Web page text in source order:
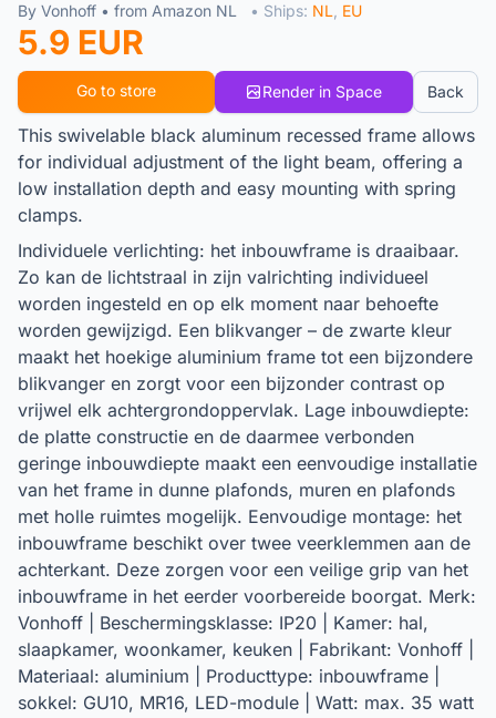
By Vonhoff • from Amazon NL • Ships: NL, EU
5.9 EUR
Go to store Render in Space Back
This swivelable black aluminum recessed frame allows
for individual adjustment of the light beam, offering a
low installation depth and easy mounting with spring
clamps.
Individuele verlichting: het inbouwframe is draaibaar.
Zo kan de lichtstraal in zijn valrichting individueel
worden ingesteld en op elk moment naar behoefte
worden gewijzigd. Een blikvanger – de zwarte kleur
maakt het hoekige aluminium frame tot een bijzondere
blikvanger en zorgt voor een bijzonder contrast op
vrijwel elk achtergrondoppervlak. Lage inbouwdiepte:
de platte constructie en de daarmee verbonden
geringe inbouwdiepte maakt een eenvoudige installatie
van het frame in dunne plafonds, muren en plafonds
met holle ruimtes mogelijk. Eenvoudige montage: het
inbouwframe beschikt over twee veerklemmen aan de
achterkant. Deze zorgen voor een veilige grip van het
inbouwframe in het eerder voorbereide boorgat. Merk:
Vonhoff | Beschermingsklasse: IP20 | Kamer: hal,
slaapkamer, woonkamer, keuken | Fabrikant: Vonhoff |
Materiaal: aluminium | Producttype: inbouwframe |
sokkel: GU10, MR16, LED-module | Watt: max. 35 watt